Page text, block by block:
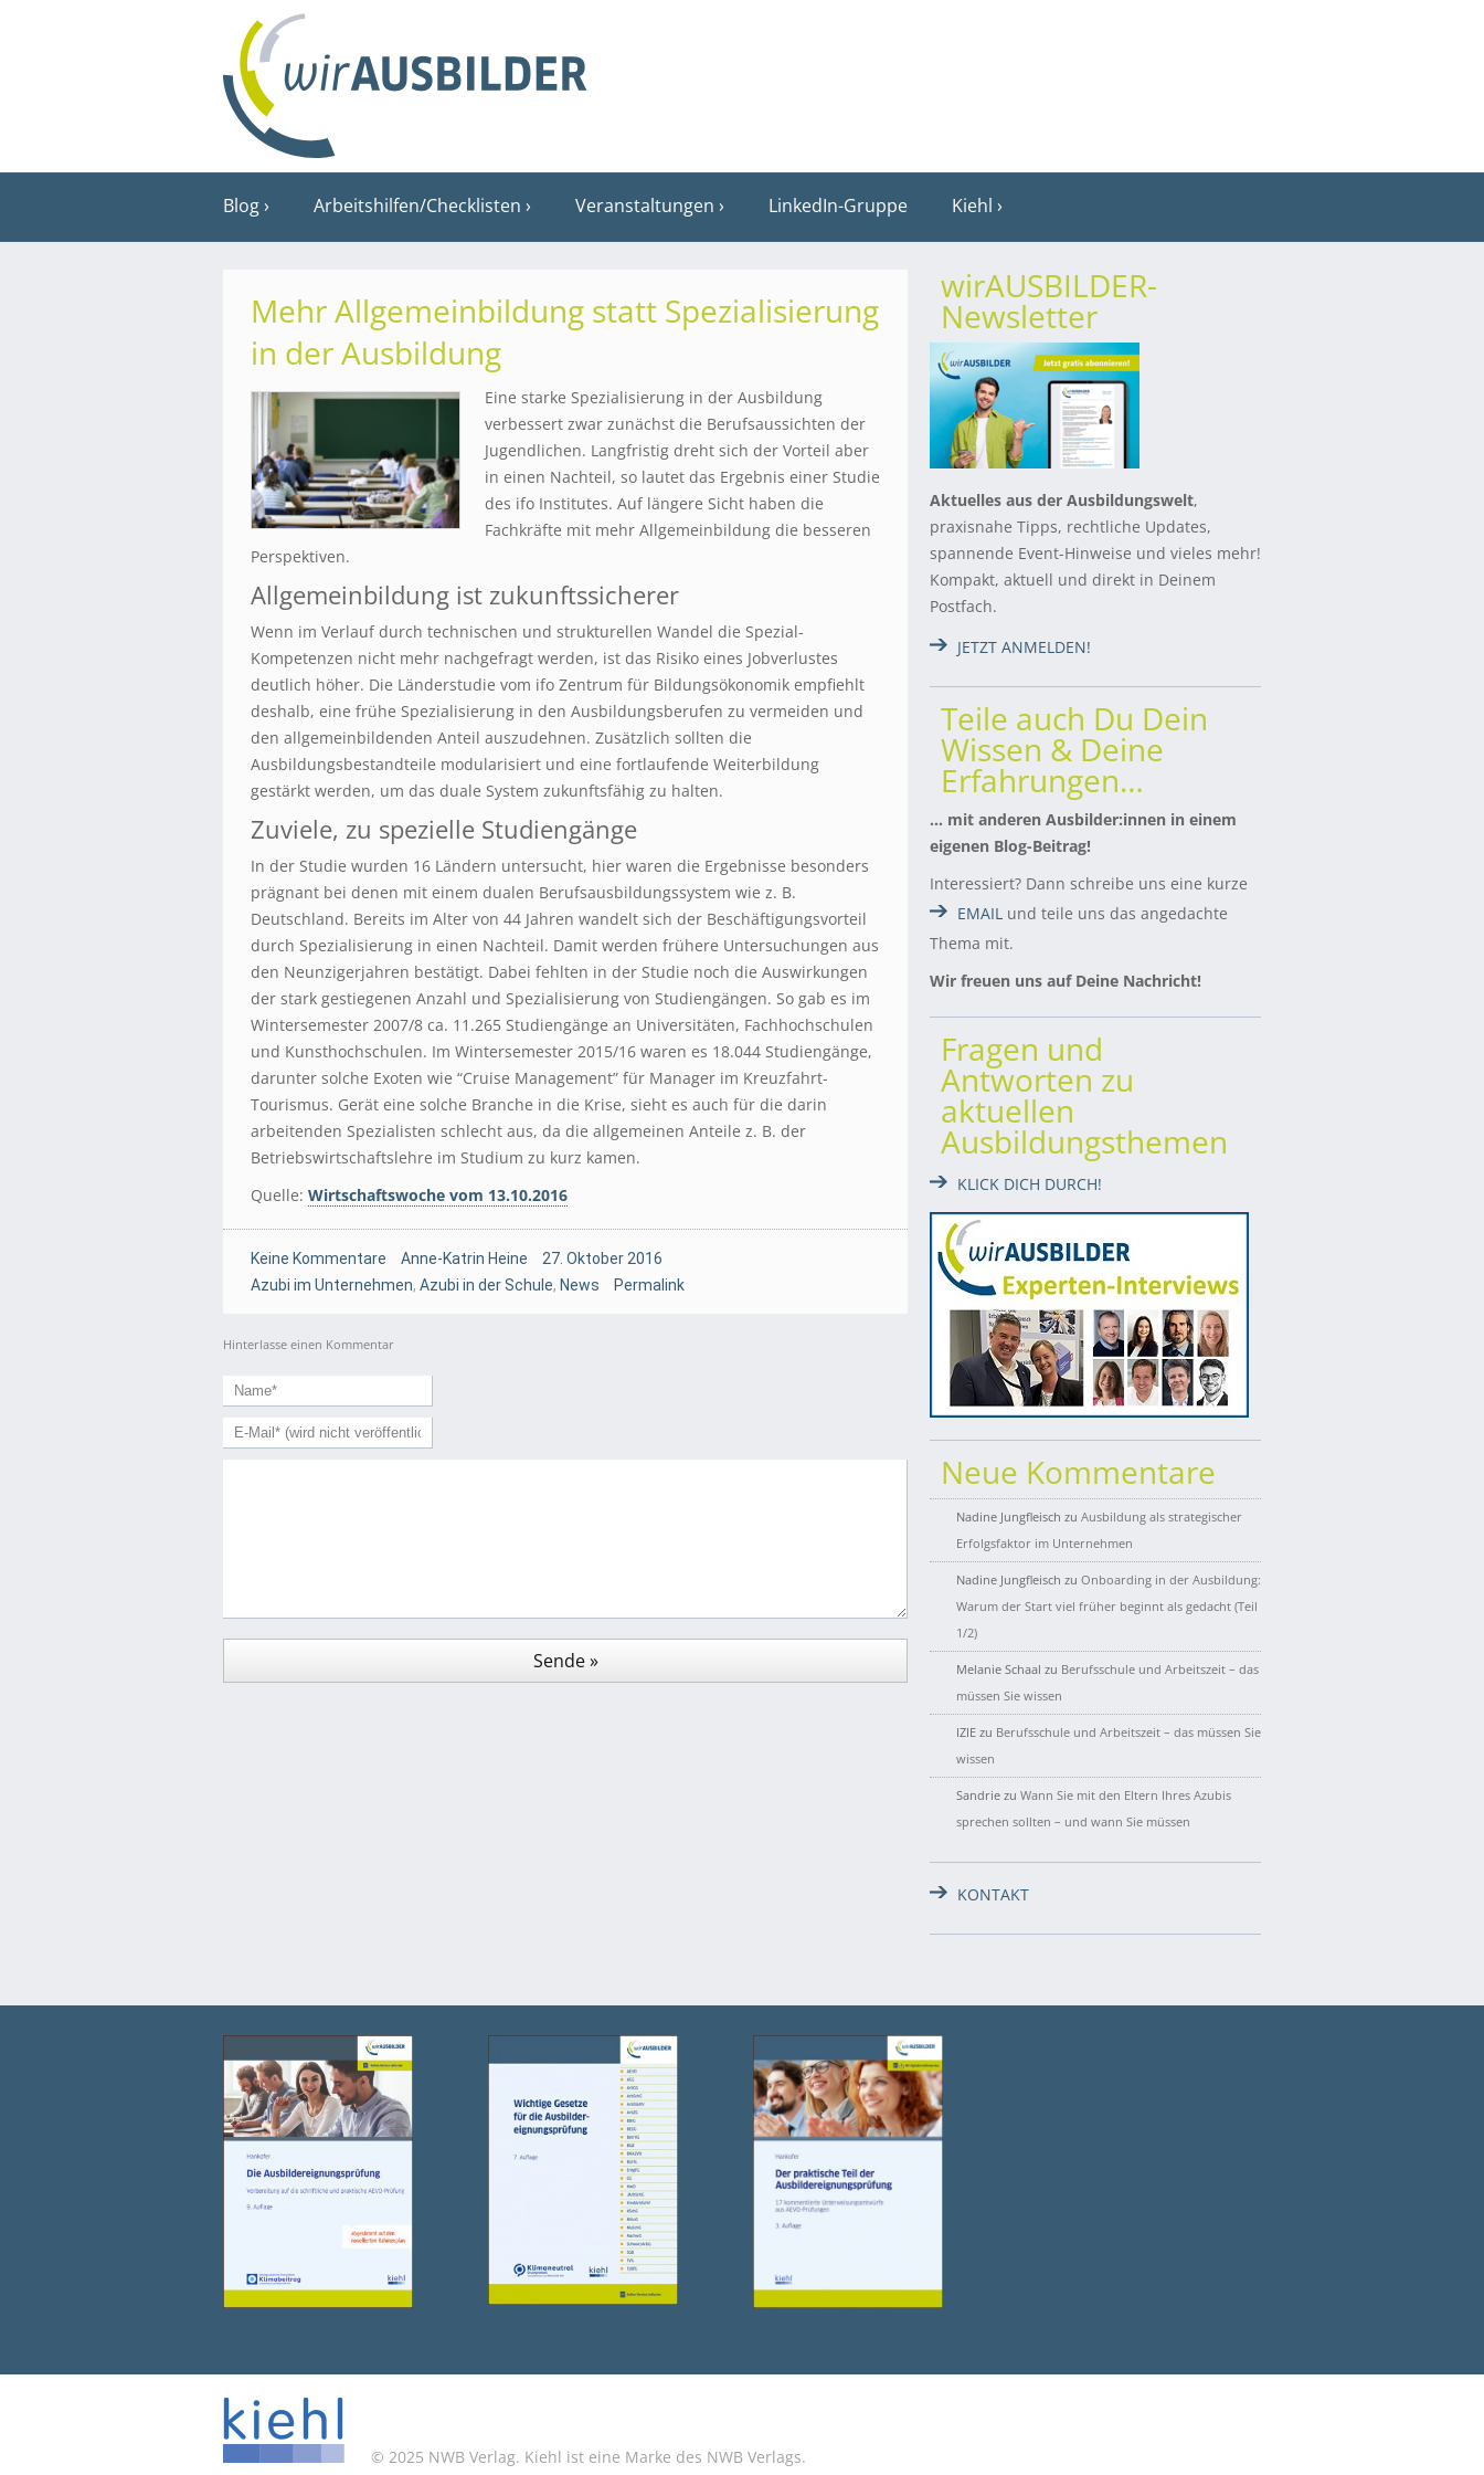
Blog Arbeitshilfen/Checklisten Veranstaltungen LinkedIn-Gruppe Kiehl
Mehr Allgemeinbildung statt Spezialisierung
in der Ausbildung
Eine starke Spezialisierung in der Ausbildung
verbessert zwar zunächst die Berufsaussichten der
Jugendlichen. Langfristig dreht sich der Vorteil aber
in einen Nachteil, so lautet das Ergebnis einer Studie
des ifo Institutes. Auf längere Sicht haben die
Fachkräfte mit mehr Allgemeinbildung die besseren
Perspektiven.
Allgemeinbildung ist zukunftssicherer
Wenn im Verlauf durch technischen und strukturellen Wandel die Spezial-
Kompetenzen nicht mehr nachgefragt werden, ist das Risiko eines Jobverlustes
deutlich höher. Die Länderstudie vom ifo Zentrum für Bildungsökonomik empfiehlt
deshalb, eine frühe Spezialisierung in den Ausbildungsberufen zu vermeiden und
den allgemeinbildenden Anteil auszudehnen. Zusätzlich sollten die
Ausbildungsbestandteile modularisiert und eine fortlaufende Weiterbildung
gestärkt werden, um das duale System zukunftsfähig zu halten.
Zuviele, zu spezielle Studiengänge
In der Studie wurden 16 Ländern untersucht, hier waren die Ergebnisse besonders
prägnant bei denen mit einem dualen Berufsausbildungssystem wie z. B.
Deutschland. Bereits im Alter von 44 Jahren wandelt sich der Beschäftigungsvorteil
durch Spezialisierung in einen Nachteil. Damit werden frühere Untersuchungen aus
den Neunzigerjahren bestätigt. Dabei fehlten in der Studie noch die Auswirkungen
der stark gestiegenen Anzahl und Spezialisierung von Studiengängen. So gab es im
Wintersemester 2007/8 ca. 11.265 Studiengänge an Universitäten, Fachhochschulen
und Kunsthochschulen. Im Wintersemester 2015/16 waren es 18.044 Studiengänge,
darunter solche Exoten wie “Cruise Management” für Manager im Kreuzfahrt-
Tourismus. Gerät eine solche Branche in die Krise, sieht es auch für die darin
arbeitenden Spezialisten schlecht aus, da die allgemeinen Anteile z. B. der
Betriebswirtschaftslehre im Studium zu kurz kamen.
Quelle: Wirtschaftswoche vom 13.10.2016
Keine Kommentare Anne-Katrin Heine
27. Oktober 2016
Azubi im Unternehmen, Azubi in der Schule, News Permalink
Hinterlasse einen Kommentar
wirAUSBILDER-
Newsletter
Aktuelles aus der Ausbildungswelt,
praxisnahe Tipps, rechtliche Updates,
spannende Event-Hinweise und vieles mehr!
Kompakt, aktuell und direkt in Deinem
Postfach.
JETZT ANMELDEN!
Teile auch Du Dein
Wissen & Deine
Erfahrungen…
… mit anderen Ausbilder:innen in einem
eigenen Blog-Beitrag!
Interessiert? Dann schreibe uns eine kurze
EMAIL und teile uns das angedachte
Thema mit.
Wir freuen uns auf Deine Nachricht!
Fragen und
Antworten zu
aktuellen
Ausbildungsthemen
KLICK DICH DURCH!
Neue Kommentare
Nadine Jungfleisch zu Ausbildung als strategischer
Erfolgsfaktor im Unternehmen
Nadine Jungfleisch zu Onboarding in der Ausbildung:
Warum der Start viel früher beginnt als gedacht (Teil
1/2)
Melanie Schaal zu Berufsschule und Arbeitszeit – das
müssen Sie wissen
IZIE zu Berufsschule und Arbeitszeit – das müssen Sie
wissen
Sandrie zu Wann Sie mit den Eltern Ihres Azubis
sprechen sollten – und wann Sie müssen
KONTAKT
© 2025 NWB Verlag. Kiehl ist eine Marke des NWB Verlags.